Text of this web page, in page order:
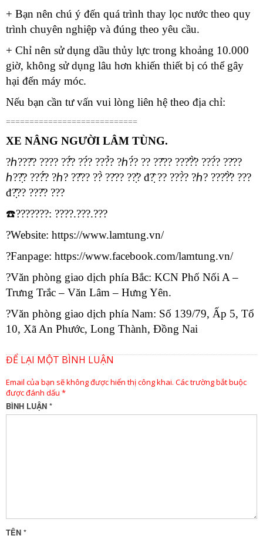
+ Bạn nên chú ý đến quá trình thay lọc nước theo quy
trình chuyên nghiệp và đúng theo yêu cầu.
+ Chỉ nên sử dụng dầu thủy lực trong khoảng 10.000
giờ, không sử dụng lâu hơn khiến thiết bị có thể gây
hại đến máy móc.
Nếu bạn cần tư vấn vui lòng liên hệ theo địa chỉ:
============================
XE NÂNG NGƯỜI LÂM TÙNG.
?ℎ???̂? ???? ??̂́? ??́? ???̉? ?ℎ?́? ?? ??̂?? ???̛?̛̀? ???́? ??̆??
ℎ??̣̂? ???̂́? ?ℎ? ??̂?? ??̀ ??̆?? ??̛̣? đ?̣̂ ?? ???̀? ?ℎ? ???̛?̛̀? ???
đ?̣̂?? ???̂? ???
☎️???????: ????.???.???
?Website: https://www.lamtung.vn/
?Fanpage: https://www.facebook.com/lamtung.vn/
?Văn phòng giao dịch phía Bắc: KCN Phố Nối A –
Trưng Trắc – Văn Lâm – Hưng Yên.
?Văn phòng giao dịch phía Nam: Số 139/79, Ấp 5, Tổ
10, Xã An Phước, Long Thành, Đồng Nai
ĐỂ LẠI MỘT BÌNH LUẬN
Email của bạn sẽ không được hiển thị công khai. Các trường bắt buộc
được đánh dấu *
BÌNH LUẬN *
TÊN *